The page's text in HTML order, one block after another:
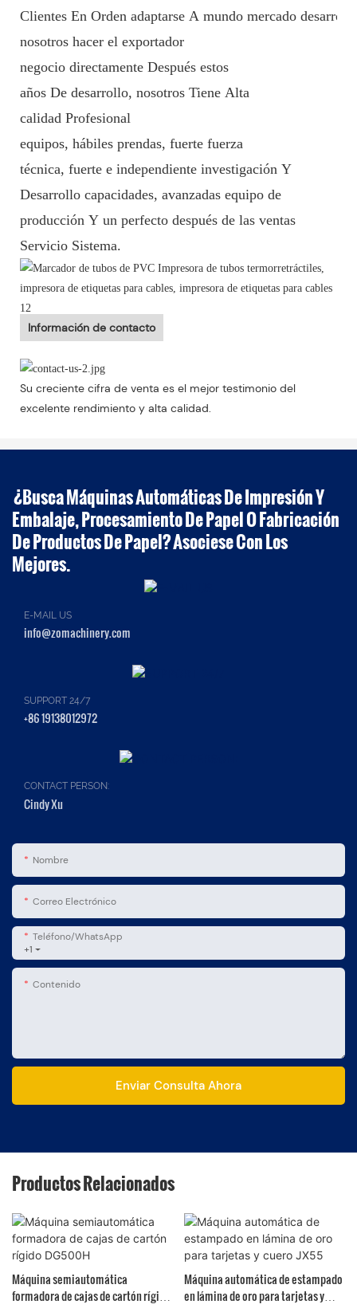
Clientes En Orden adaptarse A mundo mercado
nosotros hacer el exportador
negocio directamente Después estos
años De desarrollo, nosotros Tiene Alta
calidad Profesional
equipos, hábiles prendas, fuerte fuerza
técnica, fuerte e independiente investigación Y
Desarrollo capacidades, avanzadas equipo de
producción Y un perfecto después de las ventas
Servicio Sistema.
Información de contacto
Su creciente cifra de venta es el mejor testimonio del
excelente rendimiento y alta calidad.
¿Busca Máquinas Automáticas De Impresión Y
Embalaje, Procesamiento De Papel O Fabricación
De Productos De Papel? Asociese Con Los
Mejores.
E-MAIL US
info@zomachinery.com
SUPPORT 24/7
+86 19138012972
CONTACT PERSON:
Cindy Xu
Nombre
Correo Electrónico
+1
Teléfono/WhatsApp
Contenido
Enviar Consulta Ahora
Productos Relacionados
Máquina semiautomática
formadora de cajas de cartón rígido
Máquina automática de estampado
en lámina de oro para tarjetas y